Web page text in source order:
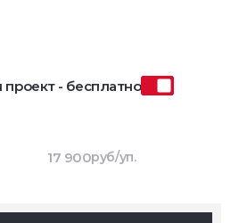
- бесплатно
17 900руб/уп.